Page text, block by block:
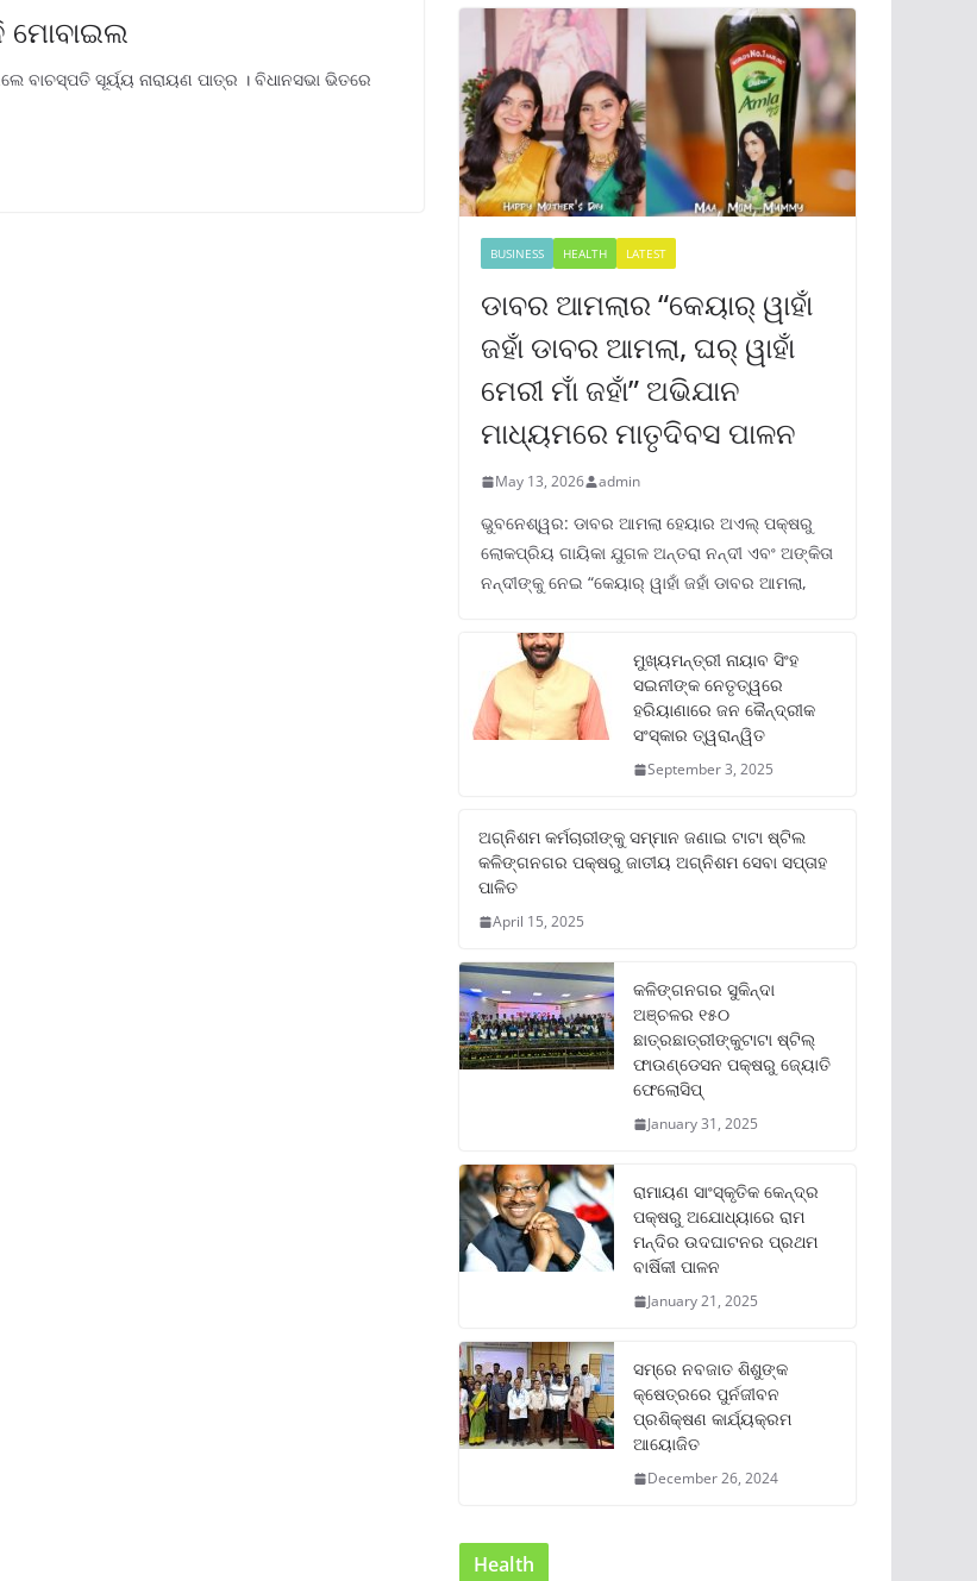
ମୋବାଇଲ
ସୂର୍ୟ୍ୟ ନାରାୟଣ ପାତ୍ର । ବିଧାନସଭା ଭିତରେ
BUSINESS HEALTH LATEST
ଡାବର ଆମଲାର “କେୟାର୍ ୱାହାଁ
ଜହାଁ ଡାବର ଆମଲା, ଘର୍ ୱାହାଁ
ମେରୀ ମାଁ ଜହାଁ” ଅଭିଯାନ
ମାଧ୍ୟମରେ ମାତୃଦିବସ ପାଳନ
May 13, 2026 admin
ଭୁବନେଶ୍ୱର: ଡାବର ଆମଲା ହେୟାର ଅଏଲ୍ ପକ୍ଷରୁ
ଲୋକପ୍ରିୟ ଗାୟିକା ଯୁଗଳ ଅନ୍ତରା ନନ୍ଦୀ ଏବଂ ଅଙ୍କିତା
ନନ୍ଦୀଙ୍କୁ ନେଇ “କେୟାର୍ ୱାହାଁ ଜହାଁ ଡାବର ଆମଲା,
ମୁଖ୍ୟମନ୍ତ୍ରୀ ନାୟାବ ସିଂହ
ସଇନୀଙ୍କ ନେତୃତ୍ୱରେ
ହରିୟାଣାରେ ଜନ କୈନ୍ଦ୍ରୀକ
ସଂସ୍କାର ତ୍ୱରାନ୍ୱିତ
September 3, 2025
ଅଗ୍ନିଶମ କର୍ମଚାରୀଙ୍କୁ ସମ୍ମାନ ଜଣାଇ ଟାଟା ଷ୍ଟିଲ
କଳିଙ୍ଗନଗର ପକ୍ଷରୁ ଜାତୀୟ ଅଗ୍ନିଶମ ସେବା ସପ୍ତାହ
ପାଳିତ
April 15, 2025
କଳିଙ୍ଗନଗର ସୁକିନ୍ଦା
ଅଞ୍ଚଳର ୧୫୦
ଛାତ୍ରଛାତ୍ରୀଙ୍କୁଟାଟା ଷ୍ଟିଲ୍
ଫାଉଣ୍ଡେସନ ପକ୍ଷରୁ ଜ୍ୟୋତି
ଫେଲୋସିପ୍‌
January 31, 2025
ରାମାୟଣ ସାଂସ୍କୃତିକ କେନ୍ଦ୍ର
ପକ୍ଷରୁ ଅଯୋଧ୍ୟାରେ ରାମ
ମନ୍ଦିର ଉଦଘାଟନର ପ୍ରଥମ
ବାର୍ଷିକୀ ପାଳନ
January 21, 2025
ସମ୍‌ରେ ନବଜାତ ଶିଶୁଙ୍କ
କ୍ଷେତ୍ରରେ ପୁର୍ନଜୀବନ
ପ୍ରଶିକ୍ଷଣ କାର୍ଯ୍ୟକ୍ରମ
ଆୟୋଜିତ
December 26, 2024
Health